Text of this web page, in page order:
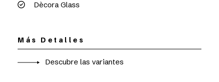
Dècora Glass
Más Detalles
Descubre las variantes